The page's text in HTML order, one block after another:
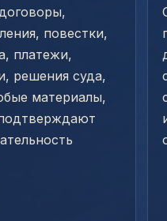
повестки,
платежи,
решения суда,
материалы,